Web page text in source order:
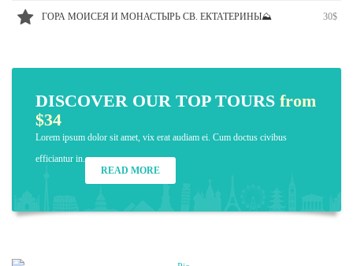
ГОРА МОИСЕЯ И МОНАСТЫРЬ СВ. ЕКТАТЕРИНЫ⛰ 30$
DISCOVER OUR TOP TOURS from
$34
Lorem ipsum dolor sit amet, vix erat audiam ei. Cum doctus civibus
efficiantur in.
READ MORE